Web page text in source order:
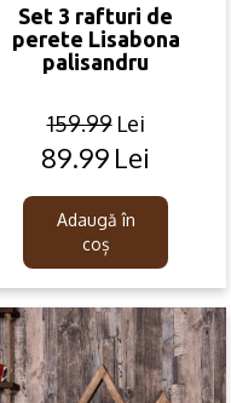
Set 3 rafturi de
perete Lisabona
palisandru
159.99 Lei
Original
was:
159.99lei.
89.99 Lei
Current
is:
89.99lei.
Adaugă în
coș